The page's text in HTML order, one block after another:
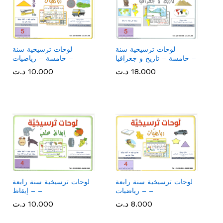
لوحات ترسيخية سنة
خامسة – رياضيات –
10.000 د.ت 10.000 د.ت
لوحات ترسيخية سنة
خامسة – تاريخ و جغرافيا –
18.000 د.ت 18.000 د.ت
لوحات ترسيخية سنة رابعة
– إيقاظ –
10.000 د.ت 10.000 د.ت
لوحات ترسيخية سنة رابعة
– رياضيات –
8.000 د.ت 8.000 د.ت